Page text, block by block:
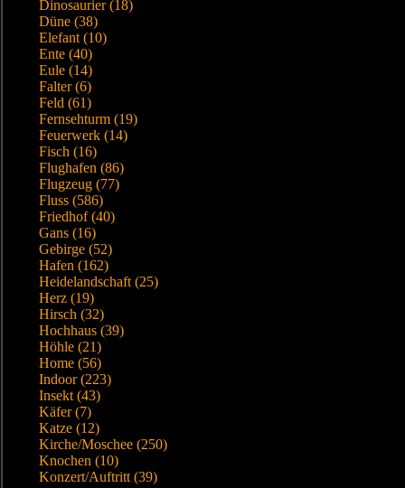
Dinosaurier (18)
Düne (38)
Elefant (10)
Ente (40)
Eule (14)
Falter (6)
Feld (61)
Fernsehturm (19)
Feuerwerk (14)
Fisch (16)
Flughafen (86)
Flugzeug (77)
Fluss (586)
Friedhof (40)
Gans (16)
Gebirge (52)
Hafen (162)
Heidelandschaft (25)
Herz (19)
Hirsch (32)
Hochhaus (39)
Höhle (21)
Home (56)
Indoor (223)
Insekt (43)
Käfer (7)
Katze (12)
Kirche/Moschee (250)
Knochen (10)
Konzert/Auftritt (39)